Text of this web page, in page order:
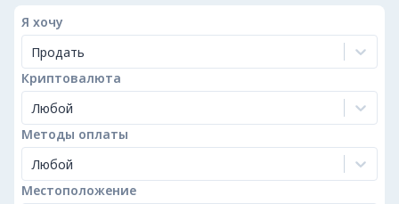
Я хочу
Продать
Криптовалюта
Любой
Методы оплаты
Любой
Местоположение